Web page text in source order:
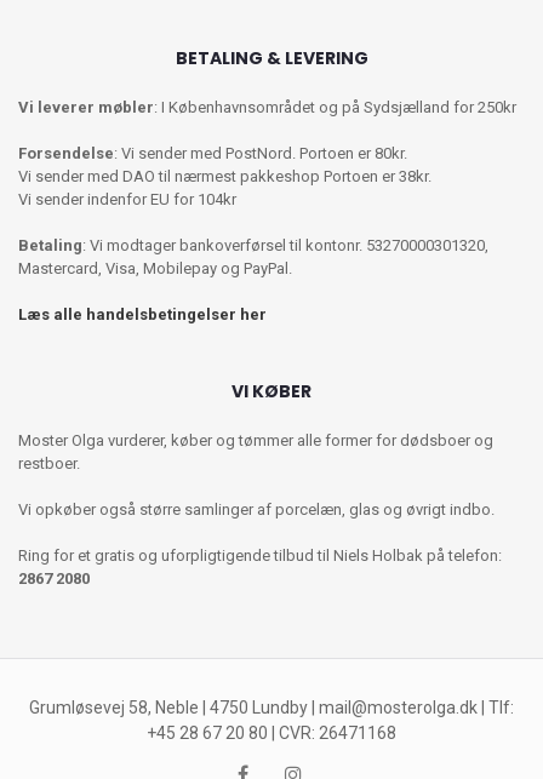
BETALING & LEVERING
Vi leverer møbler: I Københavnsområdet og på Sydsjælland for 250kr
Forsendelse: Vi sender med PostNord. Portoen er 80kr.
Vi sender med DAO til nærmest pakkeshop Portoen er 38kr.
Vi sender indenfor EU for 104kr
Betaling: Vi modtager bankoverførsel til kontonr. 53270000301320,
Mastercard, Visa, Mobilepay og PayPal.
Læs alle handelsbetingelser her
VI KØBER
Moster Olga vurderer, køber og tømmer alle former for dødsboer og
restboer.
Vi opkøber også større samlinger af porcelæn, glas og øvrigt indbo.
Ring for et gratis og uforpligtigende tilbud til Niels Holbak på telefon:
2867 2080
Grumløsevej 58, Neble | 4750 Lundby | mail@mosterolga.dk | Tlf:
+45 28 67 20 80 | CVR: 26471168